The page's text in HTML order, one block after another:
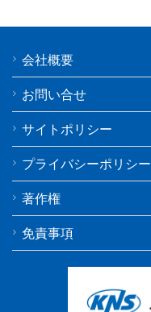
会社概要
お問い合せ
サイトポリシー
プライバシーポリシー
著作権
免責事項